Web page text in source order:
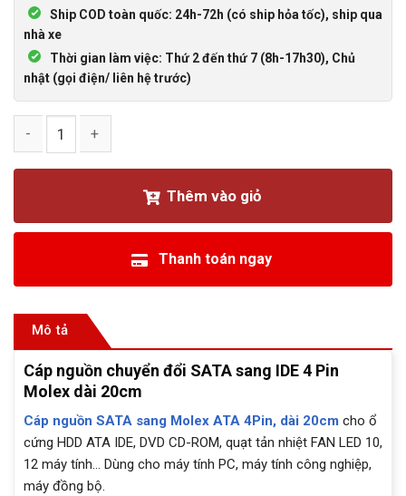
Ship COD toàn quốc: 24h-72h (có ship hỏa tốc), ship qua
nhà xe
Thời gian làm việc: Thứ 2 đến thứ 7 (8h-17h30), Chủ
nhật (gọi điện/ liên hệ trước)
Thêm vào giỏ
Thanh toán ngay
Mô tả
Cáp nguồn chuyển đổi SATA sang IDE 4 Pin
Molex dài 20cm
Cáp nguồn SATA sang Molex ATA 4Pin, dài 20cm cho ổ
cứng HDD ATA IDE, DVD CD-ROM, quạt tản nhiệt FAN LED 10,
12 máy tính… Dùng cho máy tính PC, máy tính công nghiệp,
máy đồng bộ.